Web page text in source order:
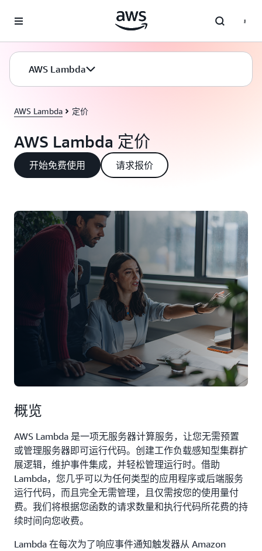
AWS Lambda
AWS Lambda 定价
AWS Lambda 定价
开始免费使用 请求报价
概览
AWS Lambda 是一项无服务器计算服务，让您无需预置
或管理服务器即可运行代码。创建工作负载感知型集群扩
展逻辑，维护事件集成，并轻松管理运行时。借助
Lambda，您几乎可以为任何类型的应用程序或后端服务
运行代码，而且完全无需管理，且仅需按您的使用量付
费。我们将根据您函数的请求数量和执行代码所花费的持
续时间向您收费。
Lambda 在每次为了响应事件通知触发器从 Amazon